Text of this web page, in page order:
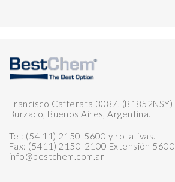
Francisco Cafferata 3087, (B1852NSY)
Burzaco, Buenos Aires, Argentina.
Tel: (54 11) 2150-5600 y rotativas.
Fax: (5411) 2150-2100 Extensión 5600
info@bestchem.com.ar